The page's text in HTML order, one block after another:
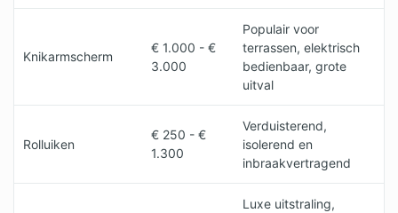
Knikarmscherm
€ 1.000 - €
3.000
Populair voor
terrassen, elektrisch
bedienbaar, grote
uitval
Rolluiken
€ 250 - €
1.300
Verduisterend,
isolerend en
inbraakvertragend
Luxe uitstraling,